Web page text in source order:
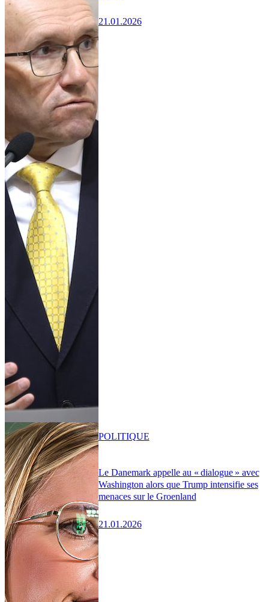
21.01.2026
Le Danemark appelle au « dialogue » avec
Washington alors que Trump intensifie ses
menaces sur le Groenland
21.01.2026
POLITIQUE